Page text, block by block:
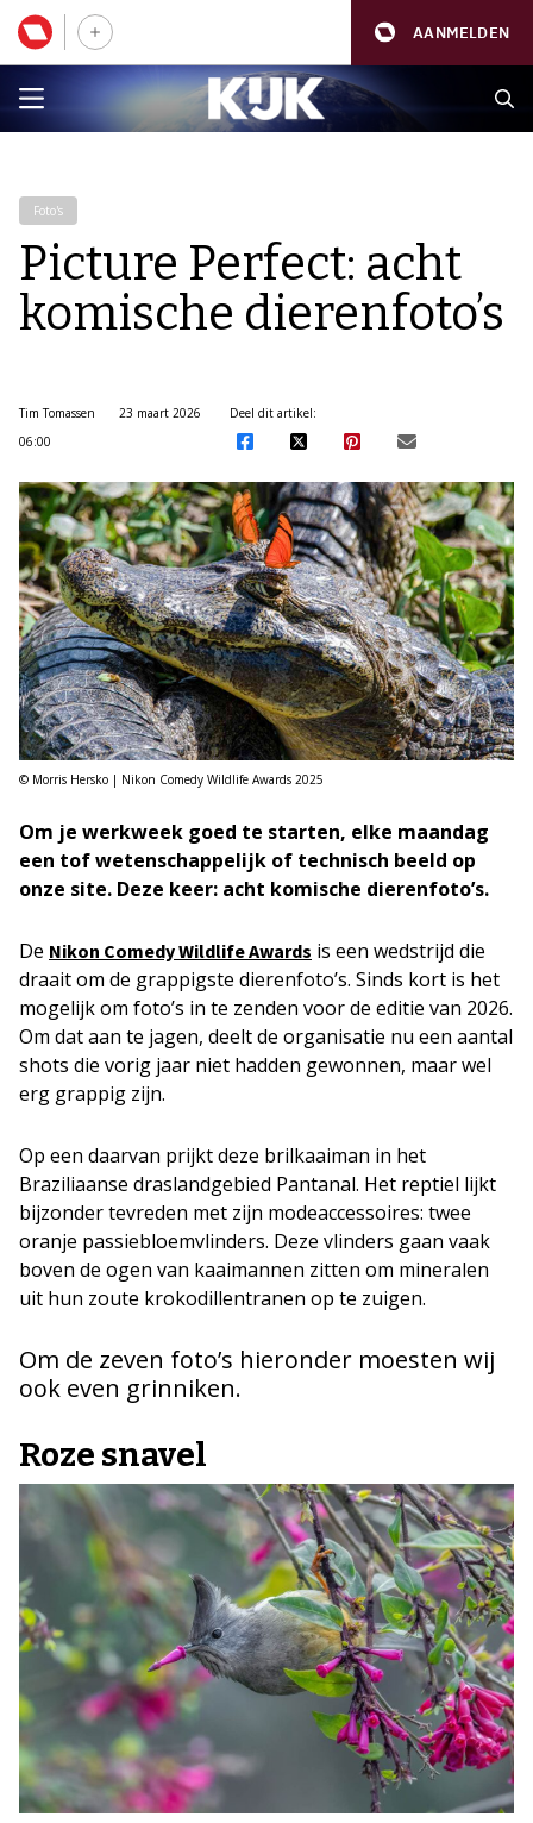
AANMELDEN
Foto's
Picture Perfect: acht
komische dierenfoto’s
Tim Tomassen
23 maart 2026
06:00
Deel dit artikel:
© Morris Hersko | Nikon Comedy Wildlife Awards 2025
Om je werkweek goed te starten, elke maandag
een tof wetenschappelijk of technisch beeld op
onze site. Deze keer: acht komische dierenfoto’s.
De Nikon Comedy Wildlife Awards is een wedstrijd die
draait om de grappigste dierenfoto’s. Sinds kort is het
mogelijk om foto’s in te zenden voor de editie van 2026.
Om dat aan te jagen, deelt de organisatie nu een aantal
shots die vorig jaar niet hadden gewonnen, maar wel
erg grappig zijn.
Op een daarvan prijkt deze brilkaaiman in het
Braziliaanse draslandgebied Pantanal. Het reptiel lijkt
bijzonder tevreden met zijn modeaccessoires: twee
oranje passiebloemvlinders. Deze vlinders gaan vaak
boven de ogen van kaaimannen zitten om mineralen
uit hun zoute krokodillentranen op te zuigen.
Om de zeven foto’s hieronder moesten wij
ook even grinniken.
Roze snavel